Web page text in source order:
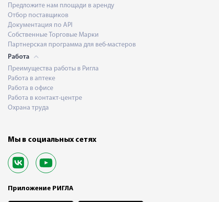
Предложите нам площади в аренду
Отбор поставщиков
Документация по API
Собственные Торговые Марки
Партнерская программа для веб-мастеров
Работа
Преимущества работы в Ригла
Работа в аптеке
Работа в офисе
Работа в контакт-центре
Охрана труда
Мы в социальных сетях
Приложение РИГЛА